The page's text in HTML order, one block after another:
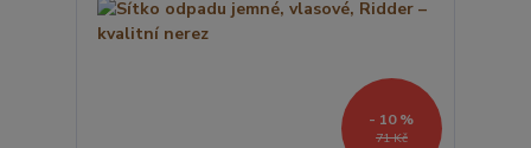
71 Kč
- 10 %